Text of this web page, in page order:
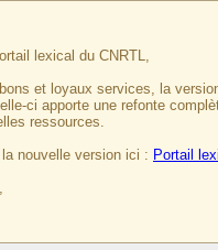
lexical du CNRTL,
et loyaux services, la
ci apporte une refonte
ressources.
nouvelle version ici : Portail